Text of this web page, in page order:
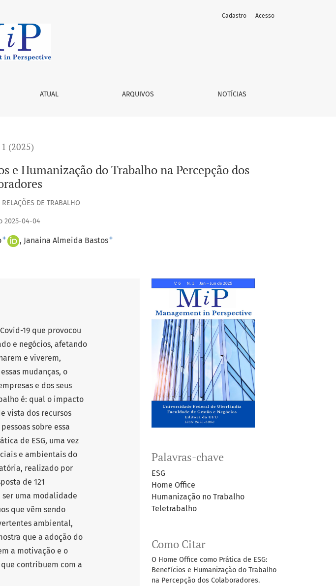
Percepção dos Colaboradores
ATUAL ARQUIVOS NOTÍCIAS
Cadastro Acesso
1 (2025)
e Humanização do Trabalho na Percepção dos
DE TRABALHO
2025-04-04
+ Janaina Almeida Bastos+
Palavras-chave
ESG
Home Office
Humanização no Trabalho
Teletrabalho
Como Citar
O Home Office como Prática de ESG:
Benefícios e Humanização do Trabalho
na Percepção dos Colaboradores.
19 que provocou
e negócios, afetando
e viverem,
mudanças, o
e dos seus
é: qual o impacto
vista dos recursos
sobre essa
de ESG, uma vez
e ambientais do
realizado por
de 121
uma modalidade
que vêm sendo
ambiental,
que a adoção do
a motivação e o
contribuem com a